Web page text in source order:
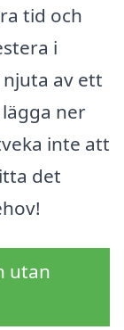
tid och
i
av ett
ner
inte att
det
utan